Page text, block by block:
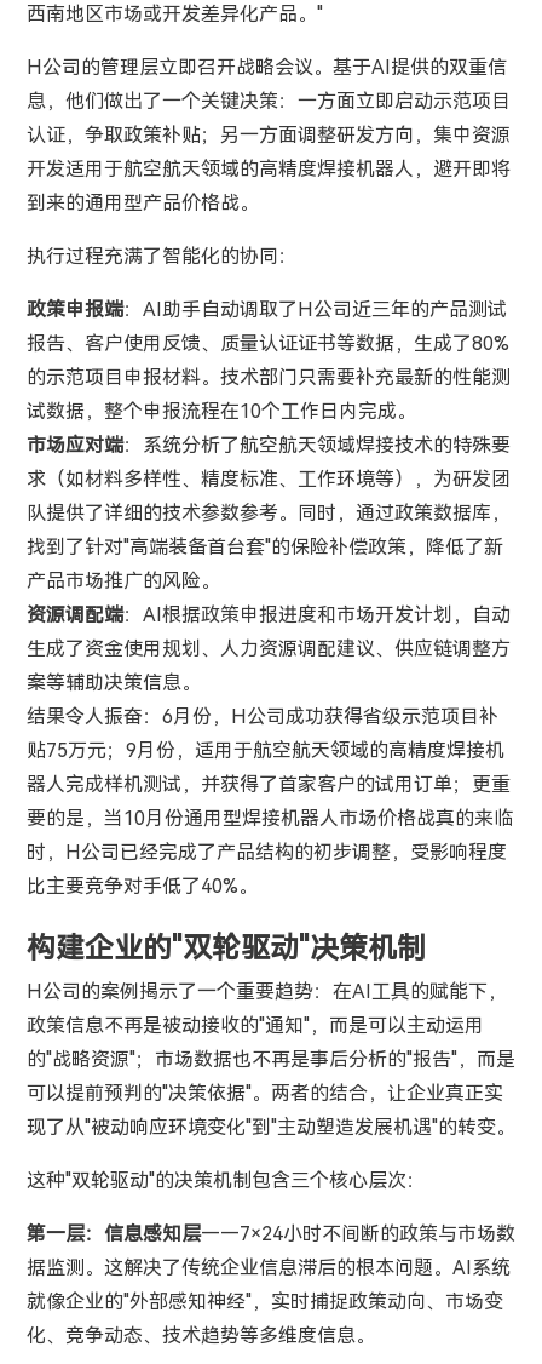
西南地区市场或开发差异化产品。"
H公司的管理层立即召开战略会议。基于AI提供的双重信
息，他们做出了一个关键决策：一方面立即启动示范项目
认证，争取政策补贴；另一方面调整研发方向，集中资源
开发适用于航空航天领域的高精度焊接机器人，避开即将
到来的通用型产品价格战。
执行过程充满了智能化的协同：
政策申报端：AI助手自动调取了H公司近三年的产品测试
报告、客户使用反馈、质量认证证书等数据，生成了80%
的示范项目申报材料。技术部门只需要补充最新的性能测
试数据，整个申报流程在10个工作日内完成。
市场应对端：系统分析了航空航天领域焊接技术的特殊要
求（如材料多样性、精度标准、工作环境等），为研发团
队提供了详细的技术参数参考。同时，通过政策数据库，
找到了针对"高端装备首台套"的保险补偿政策，降低了新
产品市场推广的风险。
资源调配端：AI根据政策申报进度和市场开发计划，自动
生成了资金使用规划、人力资源调配建议、供应链调整方
案等辅助决策信息。
结果令人振奋：6月份，H公司成功获得省级示范项目补
贴75万元；9月份，适用于航空航天领域的高精度焊接机
器人完成样机测试，并获得了首家客户的试用订单；更重
要的是，当10月份通用型焊接机器人市场价格战真的来临
时，H公司已经完成了产品结构的初步调整，受影响程度
比主要竞争对手低了40%。
构建企业的"双轮驱动"决策机制
H公司的案例揭示了一个重要趋势：在AI工具的赋能下，
政策信息不再是被动接收的"通知"，而是可以主动运用
的"战略资源"；市场数据也不再是事后分析的"报告"，而是
可以提前预判的"决策依据"。两者的结合，让企业真正实
现了从"被动响应环境变化"到"主动塑造发展机遇"的转变。
这种"双轮驱动"的决策机制包含三个核心层次：
第一层：信息感知层——7×24小时不间断的政策与市场数
据监测。这解决了传统企业信息滞后的根本问题。AI系统
就像企业的"外部感知神经"，实时捕捉政策动向、市场变
化、竞争动态、技术趋势等多维度信息。